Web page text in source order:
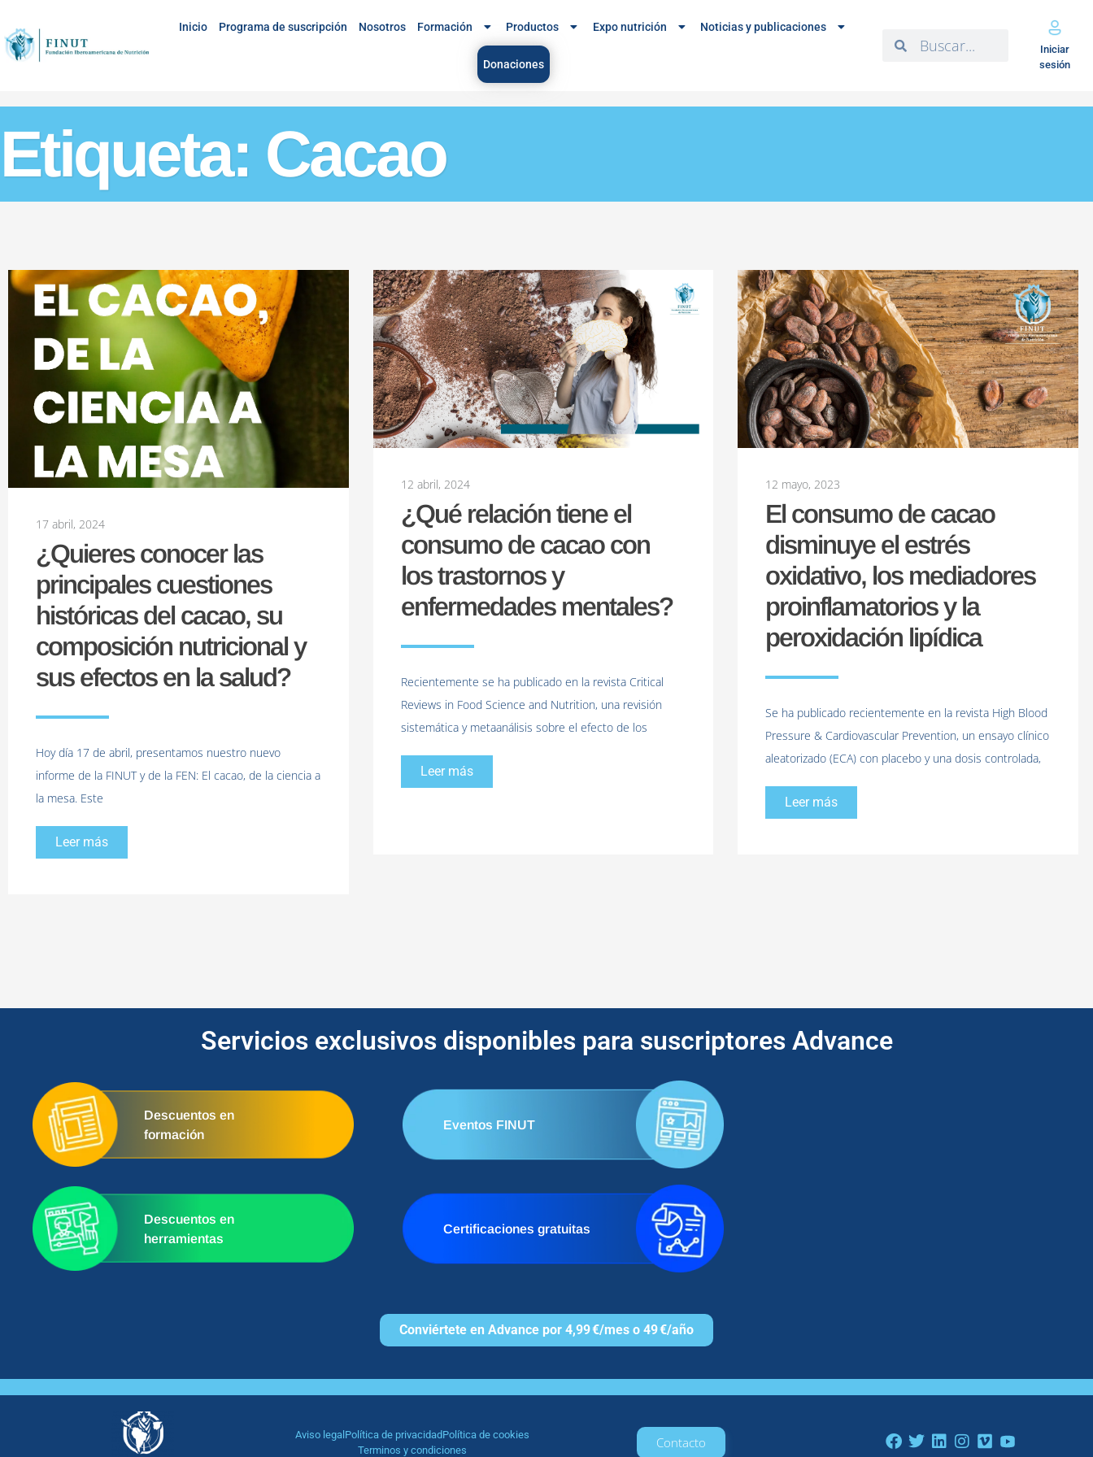
Inicio Programa de suscripción Nosotros Formación Productos Expo nutrición Noticias y publicaciones
Donaciones
Iniciar
sesión
Etiqueta: Cacao
17 abril, 2024
¿Quieres conocer las
principales cuestiones
históricas del cacao, su
composición nutricional y
sus efectos en la salud?
Hoy día 17 de abril, presentamos nuestro nuevo
informe de la FINUT y de la FEN: El cacao, de la ciencia a
la mesa. Este
Leer más
12 abril, 2024
¿Qué relación tiene el
consumo de cacao con
los trastornos y
enfermedades mentales?
Recientemente se ha publicado en la revista Critical
Reviews in Food Science and Nutrition, una revisión
sistemática y metaanálisis sobre el efecto de los
Leer más
12 mayo, 2023
El consumo de cacao
disminuye el estrés
oxidativo, los mediadores
proinflamatorios y la
peroxidación lipídica
Se ha publicado recientemente en la revista High Blood
Pressure & Cardiovascular Prevention, un ensayo clínico
aleatorizado (ECA) con placebo y una dosis controlada,
Leer más
Servicios exclusivos disponibles para suscriptores Advance
Descuentos en
formación
Eventos FINUT
Descuentos en
herramientas
Certificaciones gratuitas
Conviértete en Advance por 4,99 €/mes o 49 €/año
Aviso legal Política de privacidadPolítica de cookies
Terminos y condiciones
Contacto